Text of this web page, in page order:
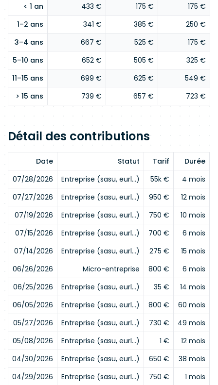
< 1 an
433 € 175 €
175 €
1–2 ans
341 € 385 €
250 €
3–4 ans
667 € 525 €
175 €
5–10 ans
652 € 505 €
325 €
11–15 ans
699 € 625 €
549 €
> 15 ans
739 € 657 € 723 €
Détail des contributions
Date Statut Tarif Durée
07/28/2026
Entreprise (sasu, eurl…) 55k €
4 mois
07/27/2026
Entreprise (sasu, eurl…) 950 €
12 mois
07/19/2026
Entreprise (sasu, eurl…) 750 €
10 mois
07/15/2026
Entreprise (sasu, eurl…) 700 €
6 mois
07/14/2026
Entreprise (sasu, eurl…) 275 €
15 mois
06/26/2026
Micro-entreprise 800 €
6 mois
06/25/2026
Entreprise (sasu, eurl…) 35 €
14 mois
06/05/2026
Entreprise (sasu, eurl…) 800 €
60 mois
05/27/2026
Entreprise (sasu, eurl…) 730 €
49 mois
05/08/2026
Entreprise (sasu, eurl…) 1 €
12 mois
04/30/2026
Entreprise (sasu, eurl…) 650 €
38 mois
04/29/2026
Entreprise (sasu, eurl…) 750 € 1 mois